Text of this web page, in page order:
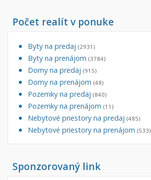
Počet realít v ponuke
Byty na predaj (2931)
Byty na prenájom (3784)
Domy na predaj (915)
Domy na prenájom (48)
Pozemky na predaj (840)
Pozemky na prenájom (11)
Nebytové priestory na predaj (485)
Nebytové priestory na prenájom (533)
Sponzorovaný link